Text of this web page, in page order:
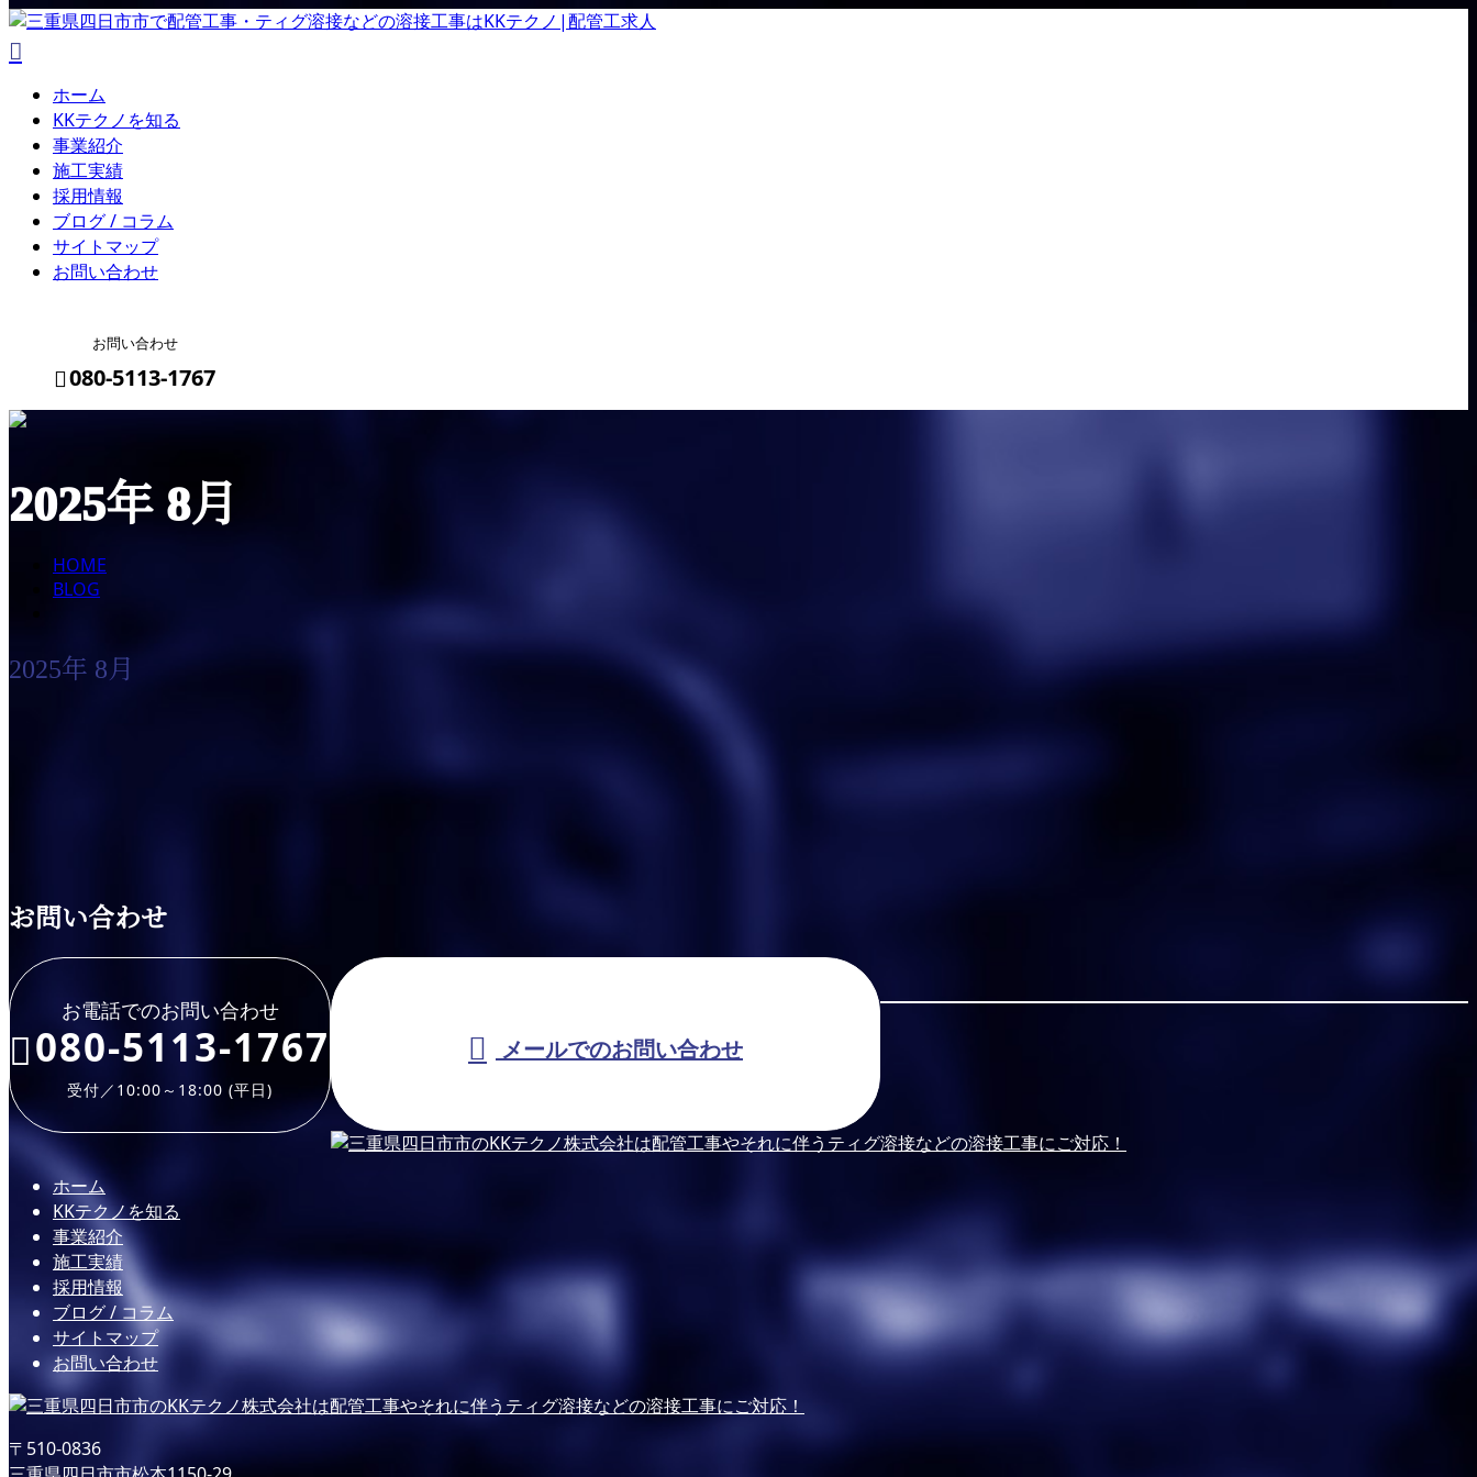
ホーム
KKテクノを知る
事業紹介
施工実績
採用情報
ブログ / コラム
サイトマップ
お問い合わせ
お問い合わせ
080-5113-1767
メールフォーム
2025年 8月
HOME
BLOG
2025年 8月
お問い合わせ
お電話でのお問い合わせ
080-5113-1767
受付／10:00～18:00 (平日)
メールでのお問い合わせ
ホーム
KKテクノを知る
事業紹介
施工実績
採用情報
ブログ / コラム
サイトマップ
お問い合わせ
〒510-0836